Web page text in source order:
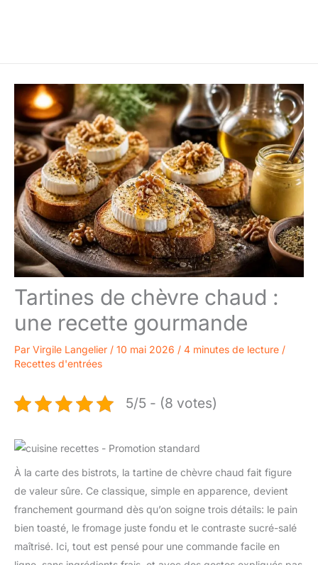
Tartines de chèvre chaud :
une recette gourmande
Par Virgile Langelier / 10 mai 2026 / 4 minutes de lecture /
Recettes d'entrées
5/5 - (8 votes)
À la carte des bistrots, la tartine de chèvre chaud fait figure
de valeur sûre. Ce classique, simple en apparence, devient
franchement gourmand dès qu’on soigne trois détails: le pain
bien toasté, le fromage juste fondu et le contraste sucré-salé
maîtrisé. Ici, tout est pensé pour une commande facile en